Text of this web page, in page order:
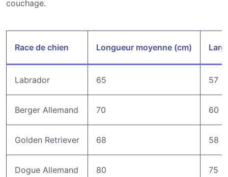
couchage.
Race de chien Longueur moyenne (cm)
Labrador 65 57
Berger Allemand 70 60
Golden Retriever 68 58
Dogue Allemand 80 75